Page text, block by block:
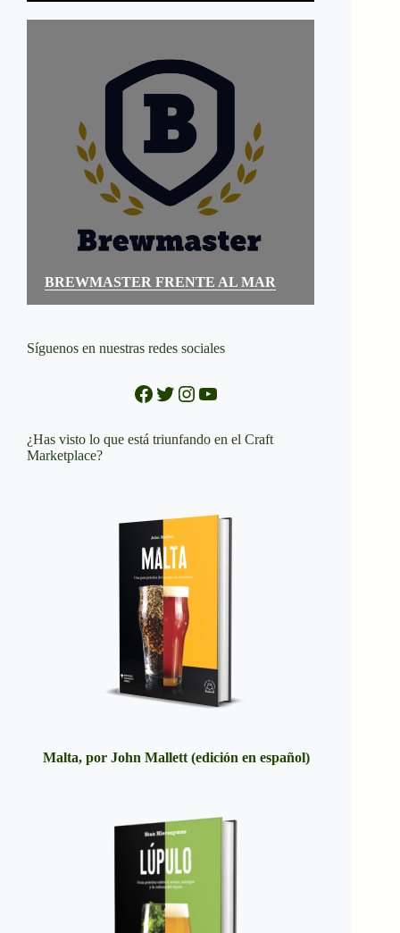
BREWMASTER FRENTE AL MAR
Síguenos en nuestras redes sociales
Facebook
Twitter
Instagram
YouTube
¿Has visto lo que está triunfando en el Craft
Marketplace?
Malta, por John Mallett (edición en español)